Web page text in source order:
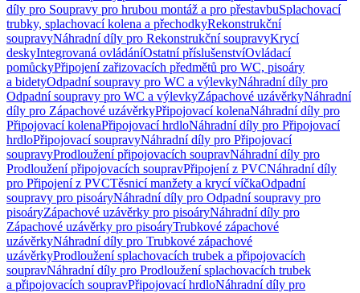
díly pro Soupravy pro hrubou montáž a pro přestavbuSplachovací
trubky, splachovací kolena a přechodkyRekonstrukční
soupravyNáhradní díly pro Rekonstrukční soupravyKrycí
deskyIntegrovaná ovládáníOstatní příslušenstvíOvládací
pomůckyPřipojení zařizovacích předmětů pro WC, pisoáry
a bidetyOdpadní soupravy pro WC a výlevkyNáhradní díly pro
Odpadní soupravy pro WC a výlevkyZápachové uzávěrkyNáhradní
díly pro Zápachové uzávěrkyPřipojovací kolenaNáhradní díly pro
Připojovací kolenaPřipojovací hrdloNáhradní díly pro Připojovací
hrdloPřipojovací soupravyNáhradní díly pro Připojovací
soupravyProdloužení připojovacích soupravNáhradní díly pro
Prodloužení připojovacích soupravPřipojení z PVCNáhradní díly
pro Připojení z PVCTěsnicí manžety a krycí víčkaOdpadní
soupravy pro pisoáryNáhradní díly pro Odpadní soupravy pro
pisoáryZápachové uzávěrky pro pisoáryNáhradní díly pro
Zápachové uzávěrky pro pisoáryTrubkové zápachové
uzávěrkyNáhradní díly pro Trubkové zápachové
uzávěrkyProdloužení splachovacích trubek a připojovacích
soupravNáhradní díly pro Prodloužení splachovacích trubek
a připojovacích soupravPřipojovací hrdloNáhradní díly pro